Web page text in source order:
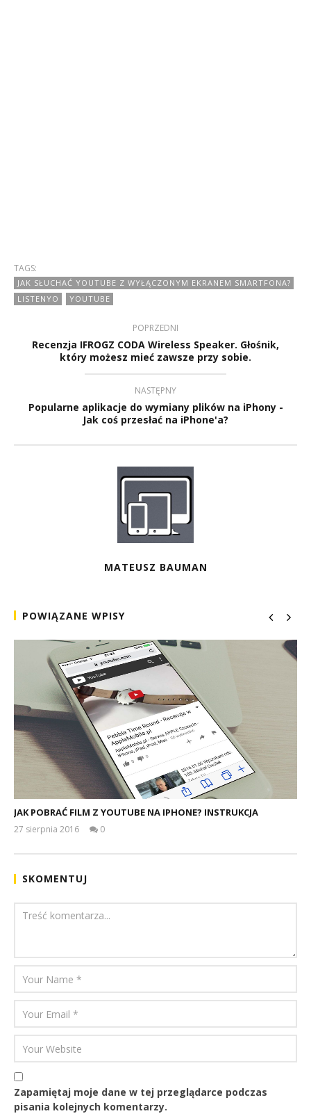
TAGS:
JAK SŁUCHAĆ YOUTUBE Z WYŁĄCZONYM EKRANEM SMARTFONA?
LISTENYO
YOUTUBE
POPRZEDNI
Recenzja IFROGZ CODA Wireless Speaker. Głośnik,
który możesz mieć zawsze przy sobie.
NASTĘPNY
Popularne aplikacje do wymiany plików na iPhony -
Jak coś przesłać na iPhone'a?
MATEUSZ BAUMAN
POWIĄZANE WPISY
JAK POBRAĆ FILM Z YOUTUBE NA IPHONE? INSTRUKCJA
27 sierpnia 2016
Bauman
0
SKOMENTUJ
Zapamiętaj moje dane w tej przeglądarce podczas
pisania kolejnych komentarzy.